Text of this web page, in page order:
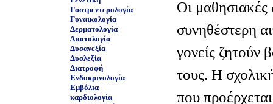
Γαστρεντερολογία
Γυναικολογία
Δερματολογία
Διαιτολογία
Δυσανεξία
Δυσλεξία
Διατροφή
Ενδοκρινολογία
Εμβόλια
καρδιολογία
Οι μαθησιακές
συνηθέστερη
γονείς ζητούν
τους. Η
που